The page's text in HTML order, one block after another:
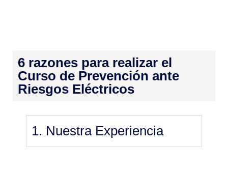
6 razones para realizar el
Curso de Prevención ante
Riesgos Eléctricos
1. Nuestra Experiencia